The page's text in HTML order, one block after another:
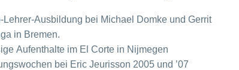
Lehrer-Ausbildung bei Michael Domke und Gerrit
in Bremen.
Aufenthalte im El Corte in Nijmegen
bei Eric Jeurisson 2005 und ’07